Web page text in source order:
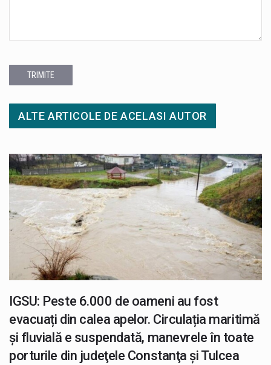
TRIMITE
ALTE ARTICOLE DE ACELASI AUTOR
IGSU: Peste 6.000 de oameni au fost
evacuați din calea apelor. Circulația maritimă
și fluvială e suspendată, manevrele în toate
porturile din judeţele Constanţa şi Tulcea